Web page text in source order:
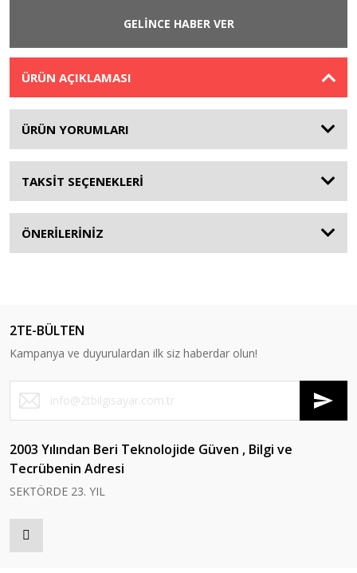
GELİNCE HABER VER
ÜRÜN AÇIKLAMASI
ÜRÜN YORUMLARI
TAKSİT SEÇENEKLERİ
ÖNERİLERİNİZ
2TE-BÜLTEN
Kampanya ve duyurulardan ilk siz haberdar olun!
2003 Yılından Beri Teknolojide Güven , Bilgi ve
Tecrübenin Adresi
SEKTÖRDE 23. YIL